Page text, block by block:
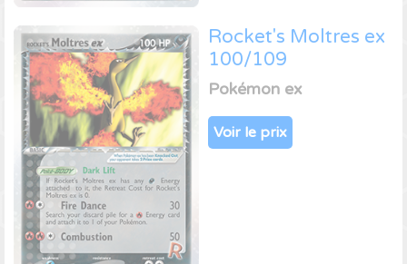
Rocket's Moltres ex
100/109
Pokémon ex
Voir le prix